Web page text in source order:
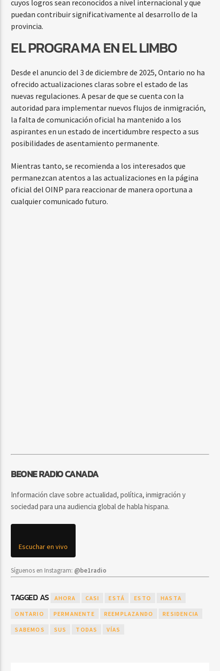
cuyos logros sean reconocidos a nivel internacional y que
puedan contribuir significativamente al desarrollo de la
provincia.
EL PROGRAMA EN EL LIMBO
Desde el anuncio del 3 de diciembre de 2025, Ontario no ha
ofrecido actualizaciones claras sobre el estado de las
nuevas regulaciones. A pesar de que se cuenta con la
autoridad para implementar nuevos flujos de inmigración,
la falta de comunicación oficial ha mantenido a los
aspirantes en un estado de incertidumbre respecto a sus
posibilidades de asentamiento permanente.
Mientras tanto, se recomienda a los interesados que
permanezcan atentos a las actualizaciones en la página
oficial del OINP para reaccionar de manera oportuna a
cualquier comunicado futuro.
BEONE RADIO CANADA
Información clave sobre actualidad, política, inmigración y
sociedad para una audiencia global de habla hispana.
Escuchar en vivo
Síguenos en Instagram: @be1radio
TAGGED AS AHORA CASI ESTÁ ESTO HASTA
ONTARIO PERMANENTE REEMPLAZANDO RESIDENCIA
SABEMOS SUS TODAS VÍAS